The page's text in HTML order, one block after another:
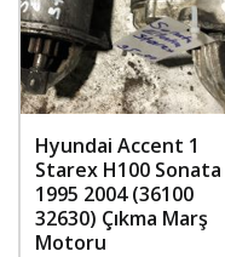
Hyundai Accent 1
Starex H100 Sonata
1995 2004 (36100
32630) Çıkma Marş
Motoru